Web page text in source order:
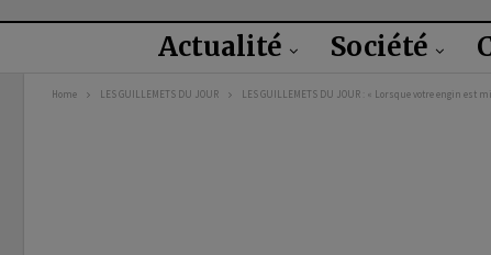
Actualité Société
Home LES GUILLEMETS DU JOUR LES GUILLEMETS DU JOUR : « Lorsque votre engin